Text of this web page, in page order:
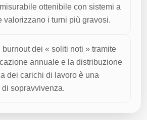
ottenibile con sistemi a
valorizzano i turni più gravosi.
burnout dei « soliti noti » tramite
annuale e la distribuzione
dei carichi di lavoro è una
di sopravvivenza.